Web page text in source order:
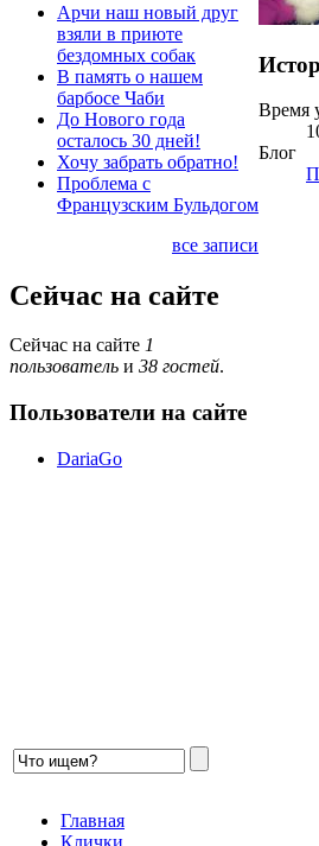
Арчи наш новый друг
взяли в приюте
бездомных собак
В память о нашем
барбосе Чаби
До Нового года
осталось 30 дней!
Хочу забрать обратно!
Проблема с
Французским Бульдогом
все записи
Сейчас на сайте
Сейчас на сайте 1
пользователь и 38 гостей.
Пользователи на сайте
DariaGo
Время
Блог
Главная
Клички